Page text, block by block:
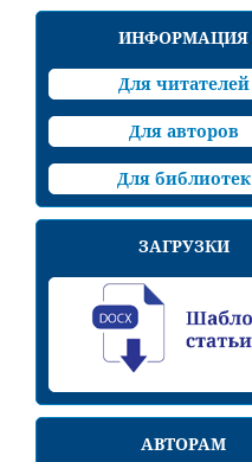
ИНФОРМАЦИЯ
Для читателей
Для авторов
Для библиотек
ЗАГРУЗКИ
АВТОРАМ